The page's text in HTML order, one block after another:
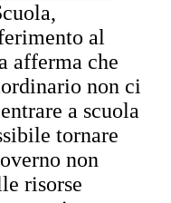
al
afferma che
non ci
a scuola
tornare
non
risorse